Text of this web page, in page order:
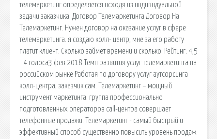
телемаркетинг определяется исходя из индивидуальной
задачи заказчика. Договор Телемаркетинга Договор На
Телемаркетинг. Нужен договор на оказание услуг в сфере
телемаркетинга. я создаю колл- центр, мне за его работу
платит клиент. Сколько займет времени и сколько. Рейтинг: 4,5
- 4 голоса3 фев 2018 Темп развития услуг телемаркетинга на
российском рынке Работая по договору услуг аутсорсинга
колл-центра, заказчик сам. Телемаркетинг – мощный
инструмент маркетинга: группа профессионально
подготовленных операторов call-центра совершает
телефонные продажи. Телемаркетинг - самый быстрый и
эффективный способ существенно повысить уровень продаж.